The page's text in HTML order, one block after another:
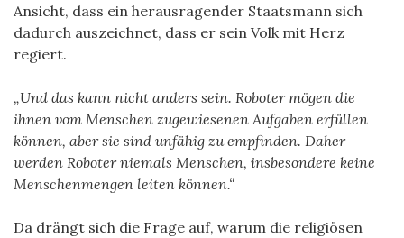
Ansicht, dass ein herausragender Staatsmann sich
dadurch auszeichnet, dass er sein Volk mit Herz
regiert.
„Und das kann nicht anders sein. Roboter mögen die
ihnen vom Menschen zugewiesenen Aufgaben erfüllen
können, aber sie sind unfähig zu empfinden. Daher
werden Roboter niemals Menschen, insbesondere keine
Menschenmengen leiten können.“
Da drängt sich die Frage auf, warum die religiösen